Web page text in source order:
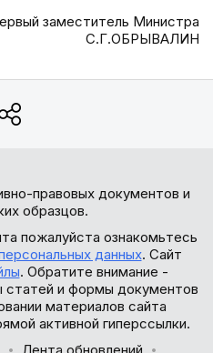
заместитель Министра
С.Г.ОБРЫВАЛИН
правовых документов и
образцов.
пожалуйста ознакомьтесь
данных. Сайт
. Обратите внимание -
статей и формы документов
материалов сайта
активной гиперссылки.